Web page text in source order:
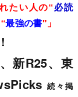
たい人の“必読
最強の書"」
新R25、東
続々掲